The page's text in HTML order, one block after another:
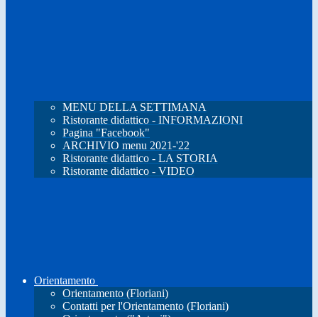
MENU DELLA SETTIMANA
Ristorante didattico - INFORMAZIONI
Pagina "Facebook"
ARCHIVIO menu 2021-'22
Ristorante didattico - LA STORIA
Ristorante didattico - VIDEO
Orientamento
Orientamento (Floriani)
Contatti per l'Orientamento (Floriani)